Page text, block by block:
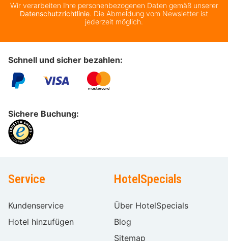
Wir verarbeiten Ihre personenbezogenen Daten gemäß unserer
Datenschutzrichtlinie. Die Abmeldung vom Newsletter ist
jederzeit möglich.
Schnell und sicher bezahlen:
Sichere Buchung:
Service
Kundenservice
Hotel hinzufügen
HotelSpecials
Über HotelSpecials
Blog
Sitemap